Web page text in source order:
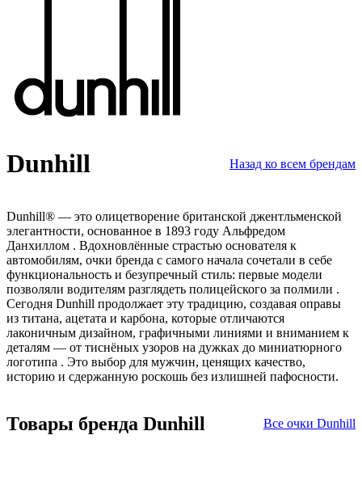
Dunhill Назад ко всем брендам
Dunhill® — это олицетворение британской джентльменской
элегантности, основанное в 1893 году Альфредом
Данхиллом . Вдохновлённые страстью основателя к
автомобилям, очки бренда с самого начала сочетали в себе
функциональность и безупречный стиль: первые модели
позволяли водителям разглядеть полицейского за полмили .
Сегодня Dunhill продолжает эту традицию, создавая оправы
из титана, ацетата и карбона, которые отличаются
лаконичным дизайном, графичными линиями и вниманием к
деталям — от тиснёных узоров на дужках до миниатюрного
логотипа . Это выбор для мужчин, ценящих качество,
историю и сдержанную роскошь без излишней пафосности.
Товары бренда Dunhill Все очки Dunhill